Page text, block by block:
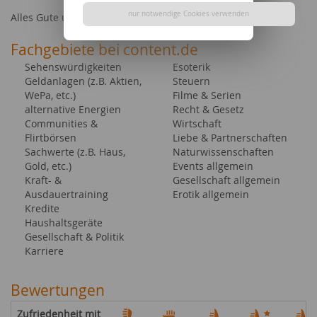
nur notwendige Cookies verwenden
Alles Gute und bis bald ...
Fachgebiete bei content.de
Sehenswürdigkeiten
Geldanlagen (z.B. Aktien,
WePa, etc.)
alternative Energien
Communities &
Flirtbörsen
Sachwerte (z.B. Haus,
Gold, etc.)
Kraft- &
Ausdauertraining
Kredite
Haushaltsgeräte
Gesellschaft & Politik
Karriere
Esoterik
Steuern
Filme & Serien
Recht & Gesetz
Wirtschaft
Liebe & Partnerschaften
Naturwissenschaften
Events allgemein
Gesellschaft allgemein
Erotik allgemein
Bewertungen
Zufriedenheit mit